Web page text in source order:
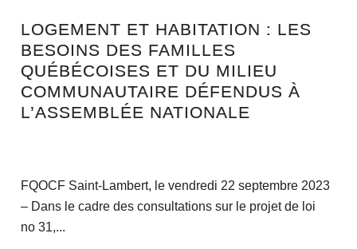
LOGEMENT ET HABITATION : LES
BESOINS DES FAMILLES
QUÉBÉCOISES ET DU MILIEU
COMMUNAUTAIRE DÉFENDUS À
L’ASSEMBLÉE NATIONALE
FQOCF Saint-Lambert, le vendredi 22 septembre 2023
– Dans le cadre des consultations sur le projet de loi
no 31,...